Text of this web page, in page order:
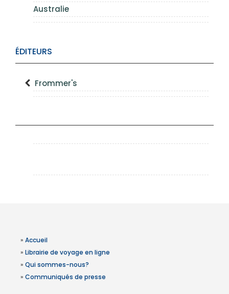
Australie
ÉDITEURS
Frommer's
» Accueil
» Librairie de voyage en ligne
» Qui sommes-nous?
» Communiqués de presse